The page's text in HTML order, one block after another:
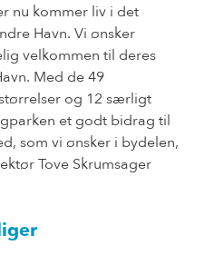
nu kommer liv i det
Havn. Vi ønsker
velkommen til deres
Med de 49
og 12 særligt
et godt bidrag til
som vi ønsker i bydelen,
Tove Skrumsager